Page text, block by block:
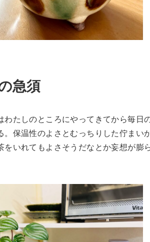
急須
わたしのところにやってきてから毎日
。保温性のよさとむっちりした佇まい
をいれてもよさそうだなとか妄想が膨